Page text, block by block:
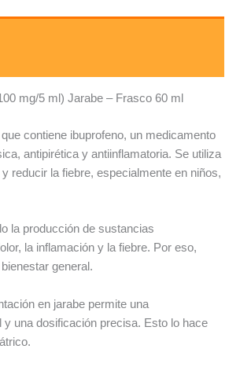
mg/5 ml) Jarabe – Frasco 60 ml
contiene ibuprofeno, un medicamento
antipirética y antiinflamatoria. Se utiliza
reducir la fiebre, especialmente en niños,
la producción de sustancias
la inflamación y la fiebre. Por eso,
general.
en jarabe permite una
y una dosificación precisa. Esto lo hace